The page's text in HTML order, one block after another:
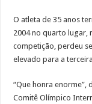
O atleta de 35 anos
2004 no quarto lugar,
competição, perdeu
elevado para a
“Que honra enorme”,
Comitê Olímpico